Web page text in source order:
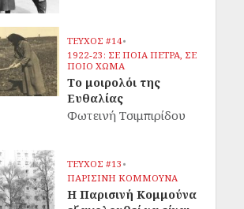
ΤΕΥΧΟΣ #14•
1922-23: ΣΕ ΠΟΙΑ ΠΕΤΡΑ, ΣΕ
ΠΟΙΟ ΧΩΜΑ
Το μοιρολόι της
Ευθαλίας
Φωτεινή Τσιμπιρίδου
ΤΕΥΧΟΣ #13 •
ΠΑΡΙΣΙΝΗ ΚΟΜΜΟΥΝΑ
Η Παρισινή Κομμούνα